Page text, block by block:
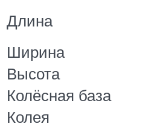
Длина
Ширина
Высота
Колёсная база
Колея